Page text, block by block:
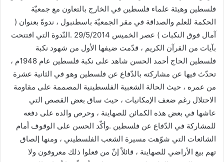
فلسطين وهيئة علماء فلسطين في الخارج بالتعاون مع جمعيّة
الحكمة للعلم والصداقة في مقر الجمعيّة باسطنبول ، ندوةً بعنوان (
آمال فوق النكبات ) عصر الخميس 29/5/2014 .النّدوة التي افتتحت
بآيات من القرآن الكريم ، قدّمت ضيفها الأول من شهود نكبة
فلسطين الحاج أحمد الحسن شاهد على نكبة فلسطين عام 1948م ،
تحدّث فيها عن مشاركته بالدّفاع عن فلسطين وهو في الثانية عشرة
من عمره ، حيث الحالة الشعبية الفلسطينية المصممة على مقاومة
الاحتلال رغم ضعف الإمكانيات ، حيث ساق بعض القصص التي
عاشها في بعض هذه الكمائن للصهاينة ، وحرص والده على دفعه
للمشاركة في الدّفاع عن فلسطين .وأكّد الحسن على الوقوف أمام
الشائعات التي شوّهت مسيرة الشعب الفلسطيني ، ومنها إلصاق
تهم بيع الأراضي للصهاينة ، قائلاً إنّ من فعلوا ذلك معروفون ولا